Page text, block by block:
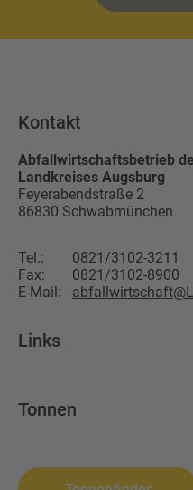
Kontakt
Abfallwirtschaftsbetrieb
Landkreises Augsburg
Feyerabendstraße 2
86830 Schwabmünchen
Tel.:
0821/3102-3211
Fax:
0821/3102-8900
E-Mail:
Links
Über uns
Tonnen
Biomüll